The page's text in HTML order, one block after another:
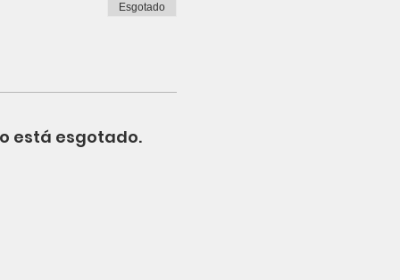
Esgotado
está esgotado.